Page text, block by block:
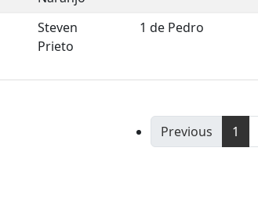
Steven
Prieto
1 de Pedro
Previous 1